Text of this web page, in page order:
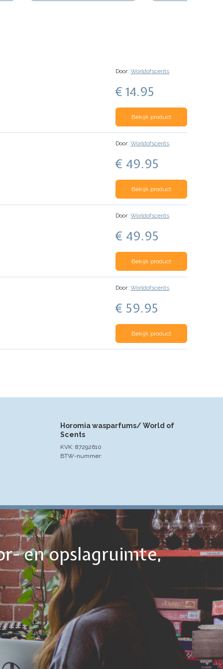
Door: Worldofscents
€ 14.95
Bekijk product
Door: Worldofscents
€ 49.95
Bekijk product
Door: Worldofscents
€ 49.95
Bekijk product
Door: Worldofscents
€ 59.95
Bekijk product
Horomia wasparfums/ World of
Scents
KVK: 87292610
BTW-nummer:
en opslagruimte,